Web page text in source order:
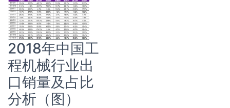
2018年中国工
程机械行业出
口销量及占比
分析（图）